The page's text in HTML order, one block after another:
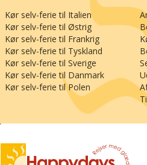
Kør selv-ferie til Italien
Kør selv-ferie til Østrig
Kør selv-ferie til Frankrig
Kør selv-ferie til Tyskland
Kør selv-ferie til Sverige
Kør selv-ferie til Danmark
Kør selv-ferie til Polen